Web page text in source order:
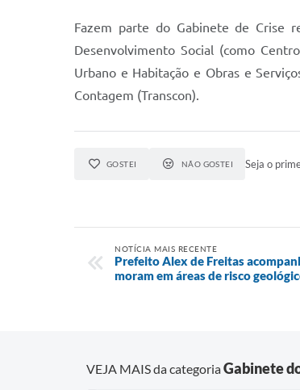
Fazem parte do Gabinete de Crise
Desenvolvimento Social (como
Urbano e Habitação e Obras e
Contagem (Transcon).
GOSTEI NÃO GOSTEI Seja o
NOTÍCIA MAIS RECENTE
Prefeito Alex de Freitas
moram em áreas de risco
VEJA MAIS da categoriaGabinete